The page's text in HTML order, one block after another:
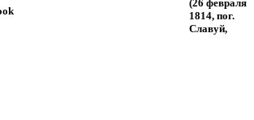
(26 февраля
1814, пог.
Славуй,